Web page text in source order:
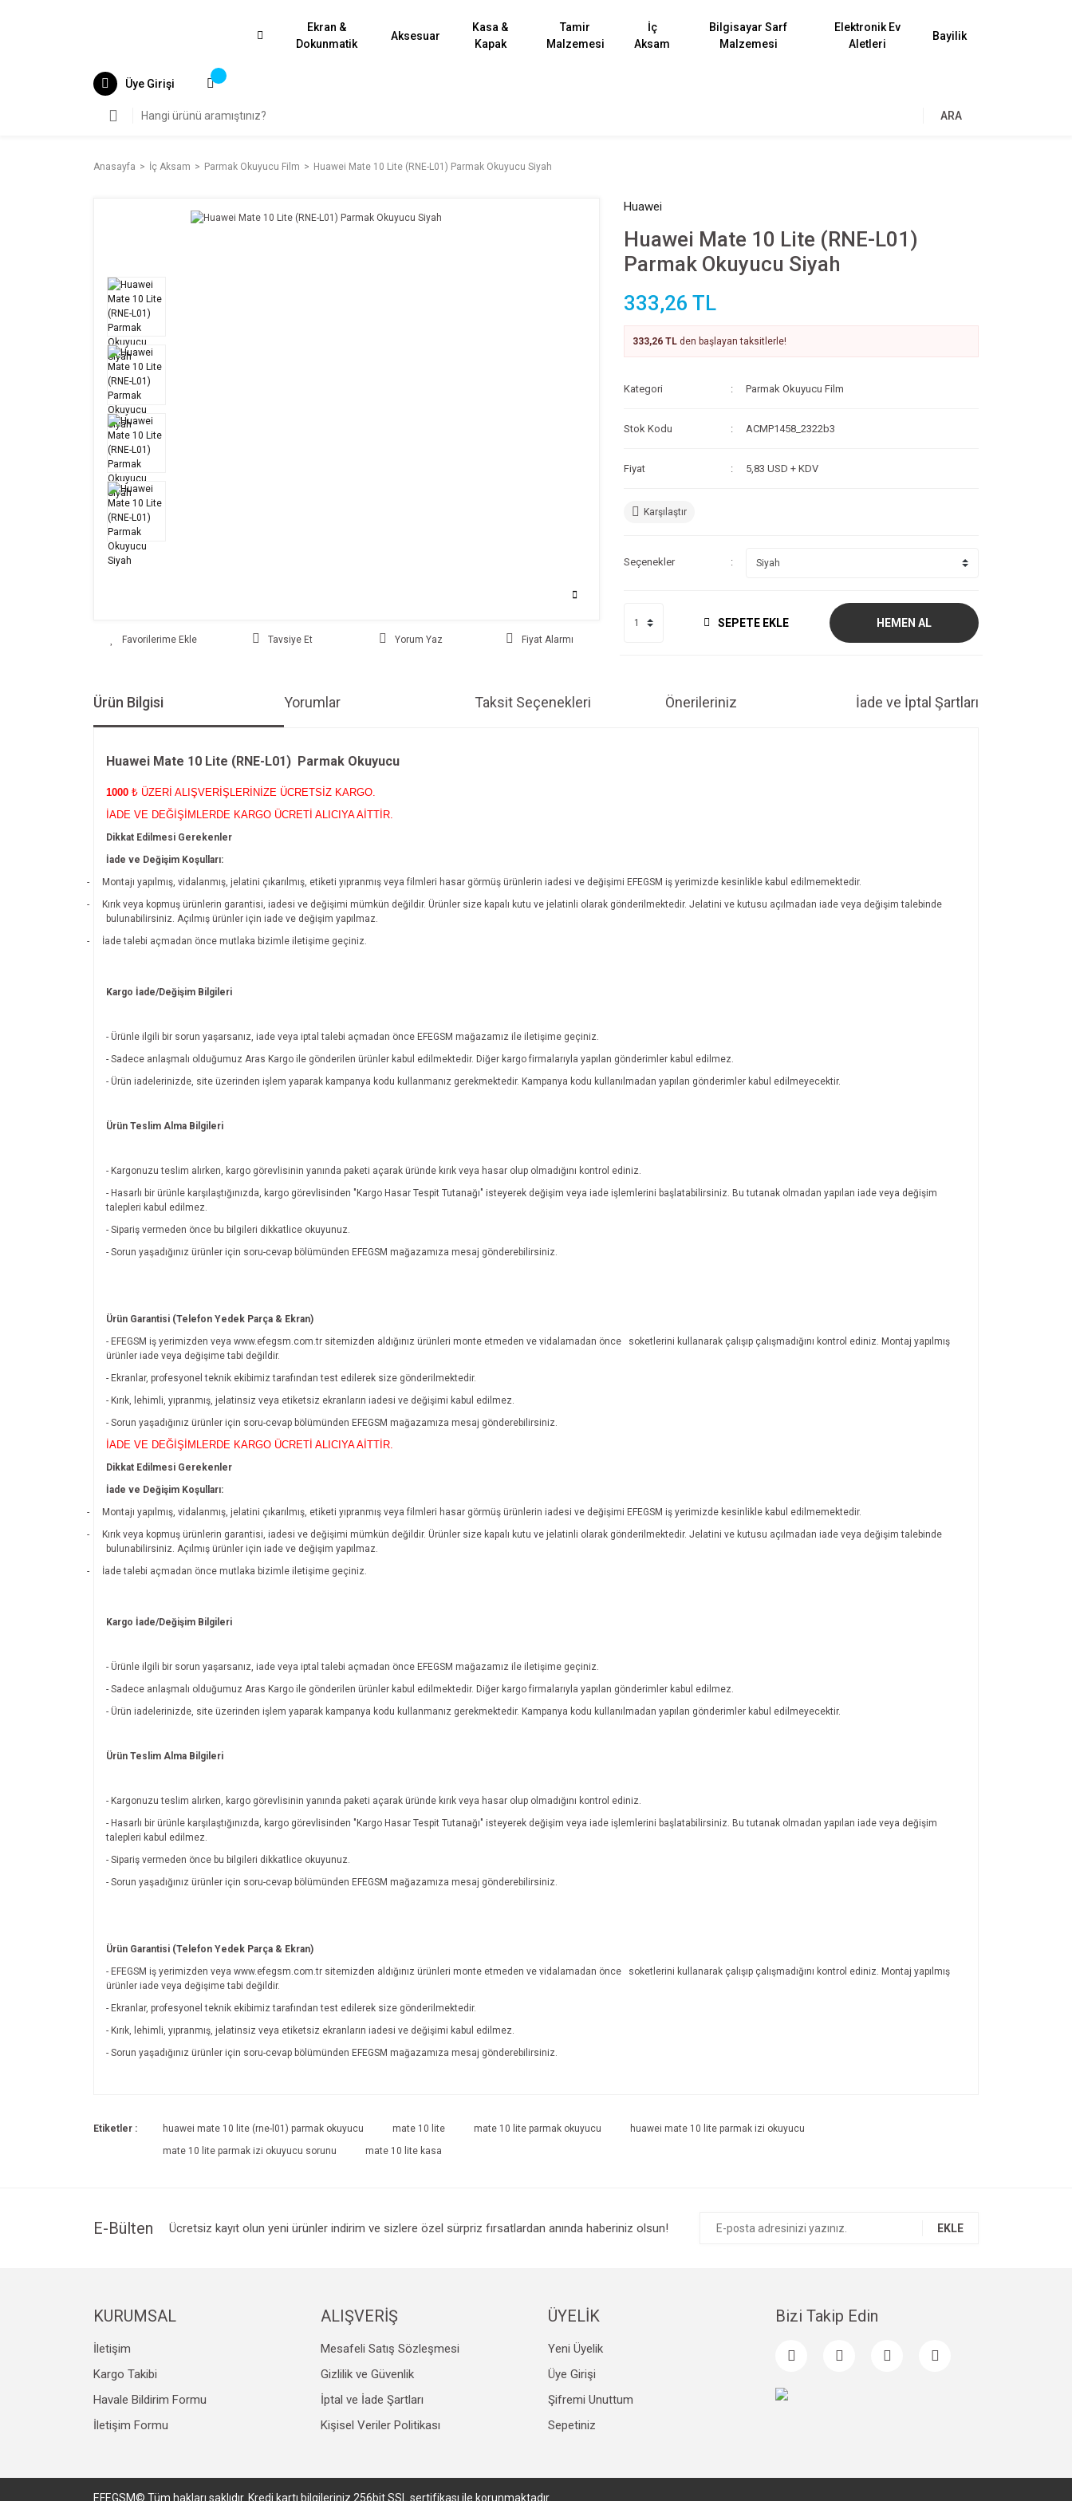
Ekran &
Dokunmatik
Aksesuar
Kasa &
Kapak
Tamir
Malzemesi
İç
Aksam
Bilgisayar Sarf
Malzemesi
Elektronik Ev
Aletleri
Bayilik
Üye Girişi
ARA
Anasayfa İç Aksam Parmak Okuyucu Film Huawei Mate 10 Lite (RNE-L01) Parmak Okuyucu Siyah
Tavsiye Et Yorum Yaz Fiyat Alarmı
Huawei
Huawei Mate 10 Lite (RNE-L01)
Parmak Okuyucu Siyah
333,26 TL
333,26 TL den başlayan taksitlerle!
Kategori Parmak Okuyucu Film
Stok Kodu ACMP1458_2322b3
Fiyat 5,83 USD + KDV
Karşılaştır
Seçenekler
SEPETE EKLE HEMEN AL
Ürün Bilgisi Yorumlar Taksit Seçenekleri Önerileriniz İade ve İptal Şartları
Huawei Mate 10 Lite (RNE-L01) Parmak Okuyucu
1000 ₺ ÜZERİ ALIŞVERİŞLERİNİZE ÜCRETSİZ KARGO.
İADE VE DEĞİŞİMLERDE KARGO ÜCRETİ ALICIYA AİTTİR.
Dikkat Edilmesi Gerekenler
İade ve Değişim Koşulları:
-
Montajı yapılmış, vidalanmış, jelatini çıkarılmış, etiketi yıpranmış veya filmleri hasar görmüş ürünlerin iadesi ve değişimi EFEGSM iş yerimizde kesinlikle kabul edilmemektedir.
-
Kırık veya kopmuş ürünlerin garantisi, iadesi ve değişimi mümkün değildir. Ürünler size kapalı kutu ve jelatinli olarak gönderilmektedir. Jelatini ve kutusu açılmadan iade veya değişim talebinde
bulunabilirsiniz. Açılmış ürünler için iade ve değişim yapılmaz.
-
İade talebi açmadan önce mutlaka bizimle iletişime geçiniz.
Kargo İade/Değişim Bilgileri
- Ürünle ilgili bir sorun yaşarsanız, iade veya iptal talebi açmadan önce EFEGSM mağazamız ile iletişime geçiniz.
- Sadece anlaşmalı olduğumuz Aras Kargo ile gönderilen ürünler kabul edilmektedir. Diğer kargo firmalarıyla yapılan gönderimler kabul edilmez.
- Ürün iadelerinizde, site üzerinden işlem yaparak kampanya kodu kullanmanız gerekmektedir. Kampanya kodu kullanılmadan yapılan gönderimler kabul edilmeyecektir.
Ürün Teslim Alma Bilgileri
- Kargonuzu teslim alırken, kargo görevlisinin yanında paketi açarak üründe kırık veya hasar olup olmadığını kontrol ediniz.
- Hasarlı bir ürünle karşılaştığınızda, kargo görevlisinden "Kargo Hasar Tespit Tutanağı" isteyerek değişim veya iade işlemlerini başlatabilirsiniz. Bu tutanak olmadan yapılan iade veya değişim
talepleri kabul edilmez.
- Sipariş vermeden önce bu bilgileri dikkatlice okuyunuz.
- Sorun yaşadığınız ürünler için soru-cevap bölümünden EFEGSM mağazamıza mesaj gönderebilirsiniz.
Ürün Garantisi (Telefon Yedek Parça & Ekran)
- EFEGSM iş yerimizden veya www.efegsm.com.tr sitemizden aldığınız ürünleri monte etmeden ve vidalamadan önce
soketlerini kullanarak çalışıp çalışmadığını kontrol ediniz. Montaj yapılmış
ürünler iade veya değişime tabi değildir.
- Ekranlar, profesyonel teknik ekibimiz tarafından test edilerek size gönderilmektedir.
- Kırık, lehimli, yıpranmış, jelatinsiz veya etiketsiz ekranların iadesi ve değişimi kabul edilmez.
- Sorun yaşadığınız ürünler için soru-cevap bölümünden EFEGSM mağazamıza mesaj gönderebilirsiniz.
İADE VE DEĞİŞİMLERDE KARGO ÜCRETİ ALICIYA AİTTİR.
Dikkat Edilmesi Gerekenler
İade ve Değişim Koşulları:
-
Montajı yapılmış, vidalanmış, jelatini çıkarılmış, etiketi yıpranmış veya filmleri hasar görmüş ürünlerin iadesi ve değişimi EFEGSM iş yerimizde kesinlikle kabul edilmemektedir.
-
Kırık veya kopmuş ürünlerin garantisi, iadesi ve değişimi mümkün değildir. Ürünler size kapalı kutu ve jelatinli olarak gönderilmektedir. Jelatini ve kutusu açılmadan iade veya değişim talebinde
bulunabilirsiniz. Açılmış ürünler için iade ve değişim yapılmaz.
-
İade talebi açmadan önce mutlaka bizimle iletişime geçiniz.
Kargo İade/Değişim Bilgileri
- Ürünle ilgili bir sorun yaşarsanız, iade veya iptal talebi açmadan önce EFEGSM mağazamız ile iletişime geçiniz.
- Sadece anlaşmalı olduğumuz Aras Kargo ile gönderilen ürünler kabul edilmektedir. Diğer kargo firmalarıyla yapılan gönderimler kabul edilmez.
- Ürün iadelerinizde, site üzerinden işlem yaparak kampanya kodu kullanmanız gerekmektedir. Kampanya kodu kullanılmadan yapılan gönderimler kabul edilmeyecektir.
Ürün Teslim Alma Bilgileri
- Kargonuzu teslim alırken, kargo görevlisinin yanında paketi açarak üründe kırık veya hasar olup olmadığını kontrol ediniz.
- Hasarlı bir ürünle karşılaştığınızda, kargo görevlisinden "Kargo Hasar Tespit Tutanağı" isteyerek değişim veya iade işlemlerini başlatabilirsiniz. Bu tutanak olmadan yapılan iade veya değişim
talepleri kabul edilmez.
- Sipariş vermeden önce bu bilgileri dikkatlice okuyunuz.
- Sorun yaşadığınız ürünler için soru-cevap bölümünden EFEGSM mağazamıza mesaj gönderebilirsiniz.
Ürün Garantisi (Telefon Yedek Parça & Ekran)
- EFEGSM iş yerimizden veya www.efegsm.com.tr sitemizden aldığınız ürünleri monte etmeden ve vidalamadan önce
soketlerini kullanarak çalışıp çalışmadığını kontrol ediniz. Montaj yapılmış
ürünler iade veya değişime tabi değildir.
- Ekranlar, profesyonel teknik ekibimiz tarafından test edilerek size gönderilmektedir.
- Kırık, lehimli, yıpranmış, jelatinsiz veya etiketsiz ekranların iadesi ve değişimi kabul edilmez.
- Sorun yaşadığınız ürünler için soru-cevap bölümünden EFEGSM mağazamıza mesaj gönderebilirsiniz.
Ürün resmi kalitesiz, bozuk veya görüntülenemiyor.
Ürün açıklamasında eksik bilgiler bulunuyor.
Bu ürüne benzer farklı alternatifler olmalı.
Etiketler : huawei mate 10 lite (rne-l01) parmak okuyucu mate 10 lite mate 10 lite parmak okuyucu
huawei mate 10 lite parmak izi okuyucu
mate 10 lite parmak izi okuyucu sorunu
mate 10 lite kasa
E-Bülten Ücretsiz kayıt olun yeni ürünler indirim ve sizlere özel sürpriz fırsatlardan anında haberiniz olsun! EKLE
KURUMSAL
İletişim
Kargo Takibi
Havale Bildirim Formu
İletişim Formu
ALIŞVERİŞ
Mesafeli Satış Sözleşmesi
Gizlilik ve Güvenlik
İptal ve İade Şartları
Kişisel Veriler Politikası
ÜYELİK
Yeni Üyelik
Üye Girişi
Şifremi Unuttum
Sepetiniz
Bizi Takip Edin
EFEGSM© Tüm hakları saklıdır. Kredi kartı bilgileriniz 256bit SSL sertifikası ile korunmaktadır.